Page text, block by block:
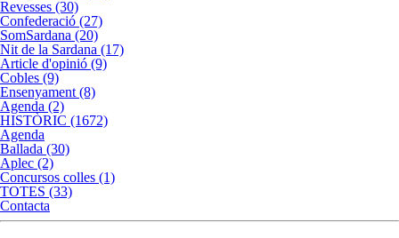
Revesses (30)
Confederació (27)
SomSardana (20)
Nit de la Sardana (17)
Article d'opinió (9)
Cobles (9)
Ensenyament (8)
Agenda (2)
HISTÒRIC (1672)
Agenda
Ballada (30)
Aplec (2)
Concursos colles (1)
TOTES (33)
Contacta